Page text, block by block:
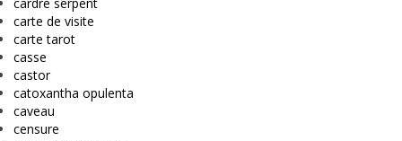
carte de visite
carte tarot
casse
castor
catoxantha opulenta
caveau
censure